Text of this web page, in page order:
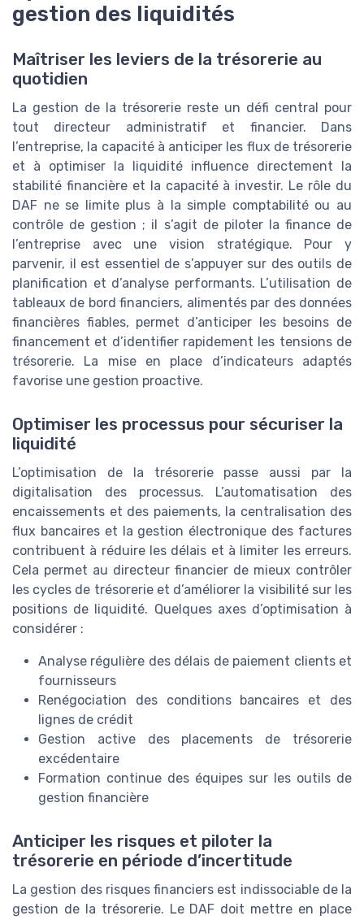
gestion des liquidités
Maîtriser les leviers de la trésorerie au
quotidien
La gestion de la trésorerie reste un défi central pour
tout directeur administratif et financier. Dans
l’entreprise, la capacité à anticiper les flux de trésorerie
et à optimiser la liquidité influence directement la
stabilité financière et la capacité à investir. Le rôle du
DAF ne se limite plus à la simple comptabilité ou au
contrôle de gestion ; il s’agit de piloter la finance de
l’entreprise avec une vision stratégique. Pour y
parvenir, il est essentiel de s’appuyer sur des outils de
planification et d’analyse performants. L’utilisation de
tableaux de bord financiers, alimentés par des données
financières fiables, permet d’anticiper les besoins de
financement et d’identifier rapidement les tensions de
trésorerie. La mise en place d’indicateurs adaptés
favorise une gestion proactive.
Optimiser les processus pour sécuriser la
liquidité
L’optimisation de la trésorerie passe aussi par la
digitalisation des processus. L’automatisation des
encaissements et des paiements, la centralisation des
flux bancaires et la gestion électronique des factures
contribuent à réduire les délais et à limiter les erreurs.
Cela permet au directeur financier de mieux contrôler
les cycles de trésorerie et d’améliorer la visibilité sur les
positions de liquidité. Quelques axes d’optimisation à
considérer :
Analyse régulière des délais de paiement clients et
fournisseurs
Renégociation des conditions bancaires et des
lignes de crédit
Gestion active des placements de trésorerie
excédentaire
Formation continue des équipes sur les outils de
gestion financière
Anticiper les risques et piloter la
trésorerie en période d’incertitude
La gestion des risques financiers est indissociable de la
gestion de la trésorerie. Le DAF doit mettre en place